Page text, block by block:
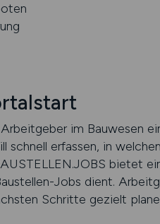
im Bauwesen
schnell erfassen, in
bietet
Jobs dient.
Schritte gezielt